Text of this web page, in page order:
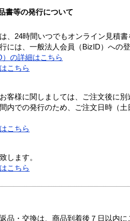
書等の発行について
、24時間いつでもオンライン見積書
には、一般法人会員（BizID）への登
の詳細はこちら
こちら
客様に関しましては、ご注文後に別
内での発行のため、ご注文日時（
こちら
します。
こちら
品・交換は、商品到着後７日以内